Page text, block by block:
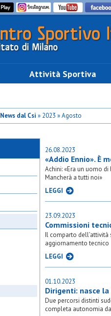
Attività Sportiva
News dal Csi » 2023 » Agosto
26.08.2023
«Addio Ennio». È
Achini: «Era un uomo
Mancherà a tutti noi»
LEGGI
23.09.2023
Commissioni
Il comparto dell’attività
aggiornamento tecnico
LEGGI
01.10.2023
Dirigenti: nasce la
Due percorsi distinti
completa autonomia